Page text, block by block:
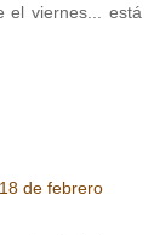
el viernes... está
18 de febrero